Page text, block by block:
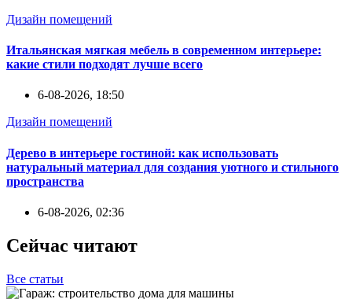
Дизайн помещений
Итальянская мягкая мебель в современном интерьере:
какие стили подходят лучше всего
6-08-2026, 18:50
Дизайн помещений
Дерево в интерьере гостиной: как использовать
натуральный материал для создания уютного и стильного
пространства
6-08-2026, 02:36
Сейчас читают
Все статьи